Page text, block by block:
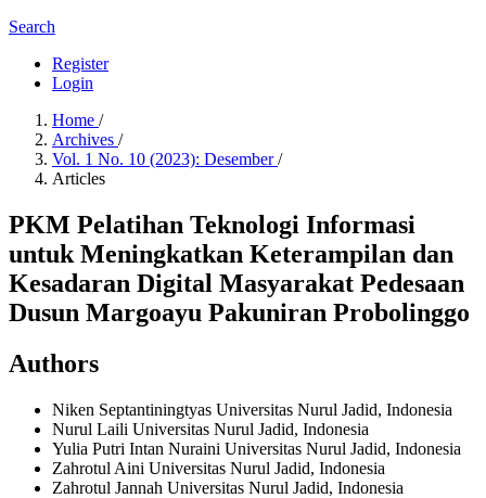
Search
Register
Login
Home /
Archives /
Vol. 1 No. 10 (2023): Desember/
Articles
PKM Pelatihan Teknologi Informasi
untuk Meningkatkan Keterampilan dan
Kesadaran Digital Masyarakat Pedesaan
Dusun Margoayu Pakuniran Probolinggo
Authors
Niken Septantiningtyas Universitas Nurul Jadid, Indonesia
Nurul Laili Universitas Nurul Jadid, Indonesia
Yulia Putri Intan Nuraini Universitas Nurul Jadid, Indonesia
Zahrotul Aini Universitas Nurul Jadid, Indonesia
Zahrotul Jannah Universitas Nurul Jadid, Indonesia